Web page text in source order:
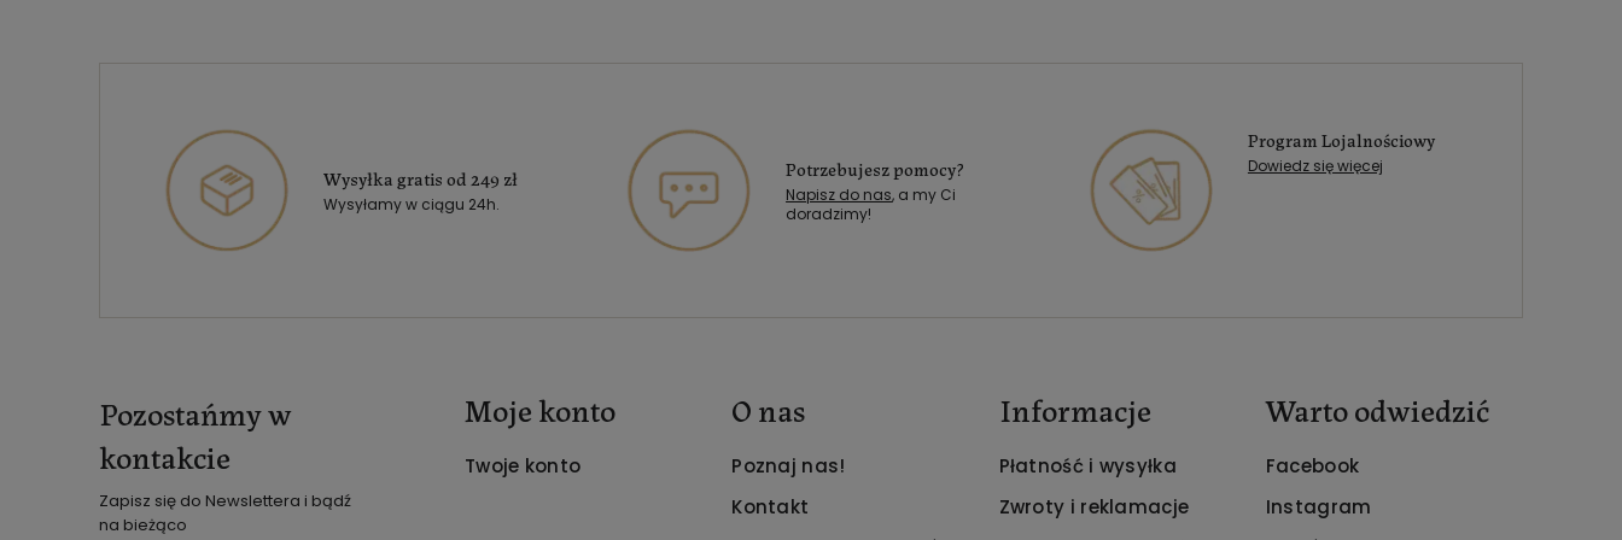
Wysyłka gratis od 249 zł
Wysyłamy w ciągu 24h.
Potrzebujesz pomocy?
Napisz do nas, a my Ci
doradzimy!
Program Lojalnościowy
Dowiedz się więcej
Pozostańmy w
kontakcie
Zapisz się do Newslettera i bądź
na bieżąco
Moje konto
Twoje konto
O nas
Poznaj nas!
Kontakt
Informacje
Płatność i wysyłka
Zwroty i reklamacje
Warto odwiedzić
Facebook
Instagram